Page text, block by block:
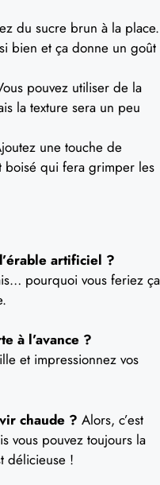
du sucre brun à la place.
bien et ça donne un goût
pouvez utiliser de la
la texture sera un peu
une touche de
qui fera grimper les
artificiel ?
pourquoi vous feriez ça
à l’avance ?
et impressionnez vos
chaude ? Alors, c’est
vous pouvez toujours la
délicieuse !